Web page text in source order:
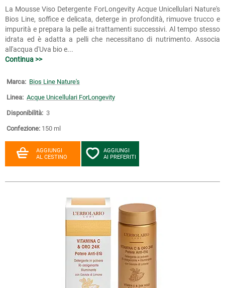
La Mousse Viso Detergente ForLongevity Acque Unicellulari Nature's
Bios Line, soffice e delicata, deterge in profondità, rimuove trucco e
impurità e prepara la pelle ai trattamenti successivi. Al tempo stesso
idrata ed è adatta a pelli che necessitano di nutrimento. Associa
all'acqua d'Uva bio e...
Continua >>
Marca: Bios Line Nature's
Linea: Acque Unicellulari ForLongevity
Disponibilità: 3
Confezione: 150 ml
AGGIUNGI
AL CESTINO
AGGIUNGI
AI PREFERITI